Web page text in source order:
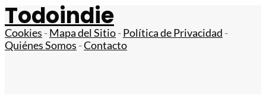
Todoindie
Cookies -Mapa del Sitio-Política de Privacidad -
Quiénes Somos -Contacto